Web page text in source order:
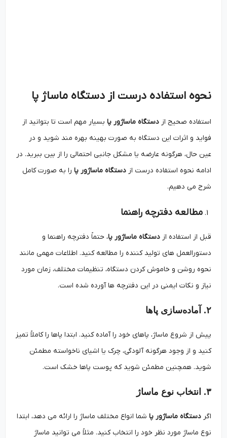
نحوه استفاده درست از دستگاه ماساژ پا
استفاده صحیح ازدستگاه ماساژور پابسیار مهم است تا بتوانید از
فواید و اثرات این دستگاه به صورت بهینه بهره ‌مند شوید و در
عین حال، هرگونه عارضه یا مشکل جانبی احتمالی را از بین ببرید. در
ادامه نحوه استفاده درست ازدستگاه ماساژور پارا به صورت کامل
شرح می دهیم.
مطالعه دفترچه راهنما
قبل از استفاده ازدستگاه ماساژور پا، حتماً دفترچه راهنما و
دستورالعمل‌ های تولید کننده را مطالعه کنید. اطلاعات مهمی مانند
نحوه روشن و خاموش کردن دستگاه، تنظیمات مختلف، زمان مورد
نیاز و نکات ایمنی در این دفترچه ‌ها آورده شده است.
پیش از شروع ماساژ، پاهای خود را آماده کنید. ابتدا پاها را کاملاً تمیز
کنید و از وجود هرگونه آلودگی، چرک یا اشیای ناخواسته مطمئن
شوید. همچنین مطمئن شوید که پوست پاها خشک است.
دستگاه ماساژور پاشما انواع مختلف ماساژ را ارائه می دهد، ابتدا
نوع ماساژ مورد نظر خود را انتخاب کنید. مثلاً می ‌توانید ماساژ